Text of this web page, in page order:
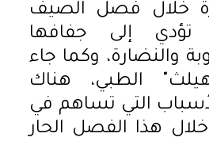
خلال فصل الصيف
إلى جفافها
والنضارة، وكما جاء
الطبي، هناك
التي تساهم في
هذا الفصل الحار